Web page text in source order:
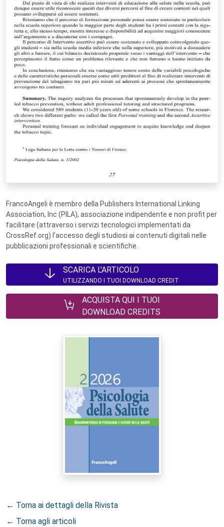
FrancoAngeli è membro della Publishers International Linking
Association, Inc (PILA), associazione indipendente e non profit per
facilitare (attraverso i servizi tecnologici implementati da
CrossRef.org) l’accesso degli studiosi ai contenuti digitali nelle
pubblicazioni professionali e scientifiche.
SCARICA L'ARTICOLO
UTILIZZANDO I TUOI DOWNLOAD CREDIT
ACQUISTA QUI I TUOI
DOWNLOAD CREDITS
← Torna ai dettagli della Rivista
← Torna agli articoli